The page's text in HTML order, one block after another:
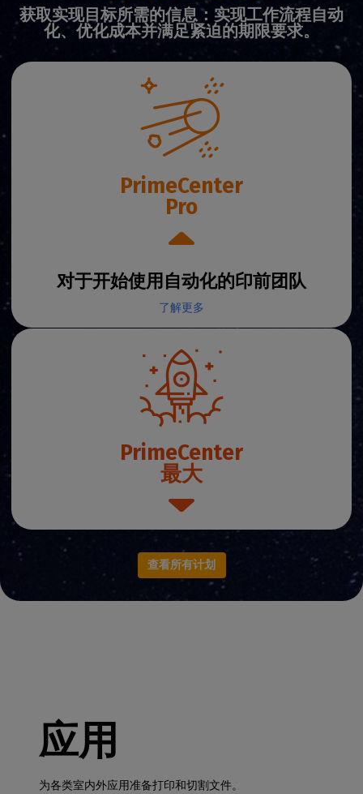
获取实现目标所需的信息：实现工作流程自动
化、优化成本并满足紧迫的期限要求。
PrimeCenter
Pro
对于开始使用自动化的印前团队
了解更多
PrimeCenter
最大
查看所有计划
应用
为各类室内外应用准备打印和切割文件。